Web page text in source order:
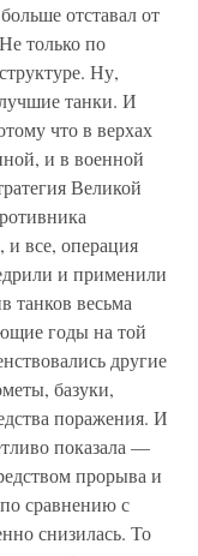
отставал от
только по
Ну,
танки. И
что в верхах
и в военной
Великой
все, операция
и применили
танков весьма
годы на той
другие
базуки,
поражения. И
показала —
прорыва и
сравнению с
снизилась. То